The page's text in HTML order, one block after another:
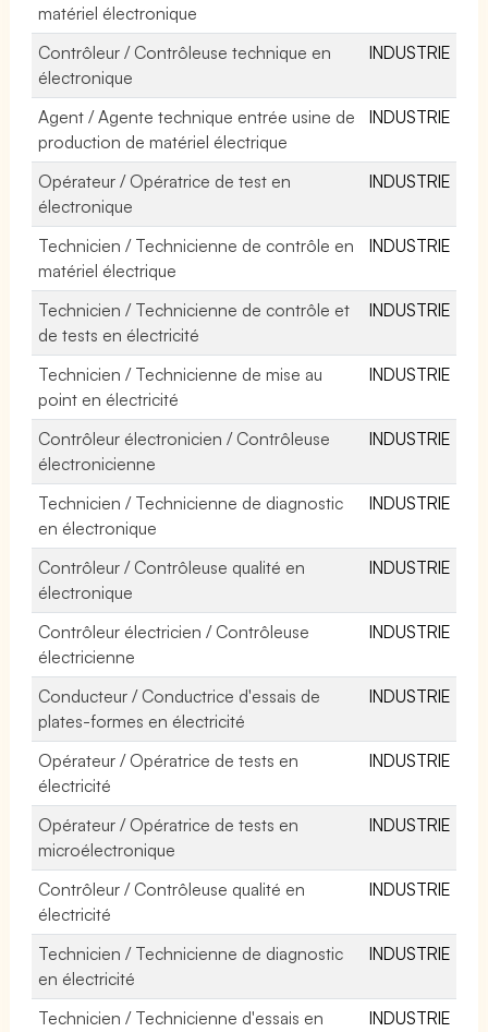
matériel électronique
Contrôleur / Contrôleuse technique en
électronique
INDUSTRIE
Agent / Agente technique entrée usine de
production de matériel électrique
INDUSTRIE
Opérateur / Opératrice de test en
électronique
INDUSTRIE
Technicien / Technicienne de contrôle en
matériel électrique
INDUSTRIE
Technicien / Technicienne de contrôle et
de tests en électricité
INDUSTRIE
Technicien / Technicienne de mise au
point en électricité
INDUSTRIE
Contrôleur électronicien / Contrôleuse
électronicienne
INDUSTRIE
Technicien / Technicienne de diagnostic
en électronique
INDUSTRIE
Contrôleur / Contrôleuse qualité en
électronique
INDUSTRIE
Contrôleur électricien / Contrôleuse
électricienne
INDUSTRIE
Conducteur / Conductrice d'essais de
plates-formes en électricité
INDUSTRIE
Opérateur / Opératrice de tests en
électricité
INDUSTRIE
Opérateur / Opératrice de tests en
microélectronique
INDUSTRIE
Contrôleur / Contrôleuse qualité en
électricité
INDUSTRIE
Technicien / Technicienne de diagnostic
en électricité
INDUSTRIE
Technicien / Technicienne d'essais en
INDUSTRIE